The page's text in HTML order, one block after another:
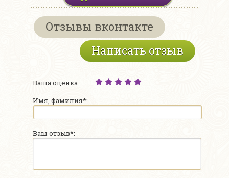
Отзывы вконтакте
Написать отзыв
Ваша оценка:
Имя, фамилия*:
Ваш отзыв*: